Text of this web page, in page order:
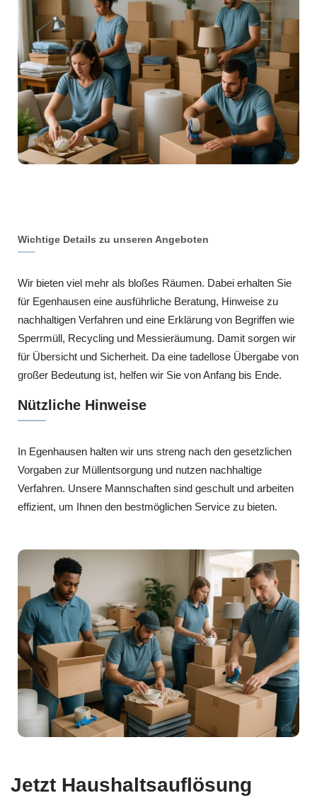
Wichtige Details zu unseren Angeboten
Wir bieten viel mehr als bloßes Räumen. Dabei erhalten Sie
für Egenhausen eine ausführliche Beratung, Hinweise zu
nachhaltigen Verfahren und eine Erklärung von Begriffen wie
Sperrmüll, Recycling und Messieräumung. Damit sorgen wir
für Übersicht und Sicherheit. Da eine tadellose Übergabe von
großer Bedeutung ist, helfen wir Sie von Anfang bis Ende.
Nützliche Hinweise
In Egenhausen halten wir uns streng nach den gesetzlichen
Vorgaben zur Müllentsorgung und nutzen nachhaltige
Verfahren. Unsere Mannschaften sind geschult und arbeiten
effizient, um Ihnen den bestmöglichen Service zu bieten.
Jetzt Haushaltsauflösung